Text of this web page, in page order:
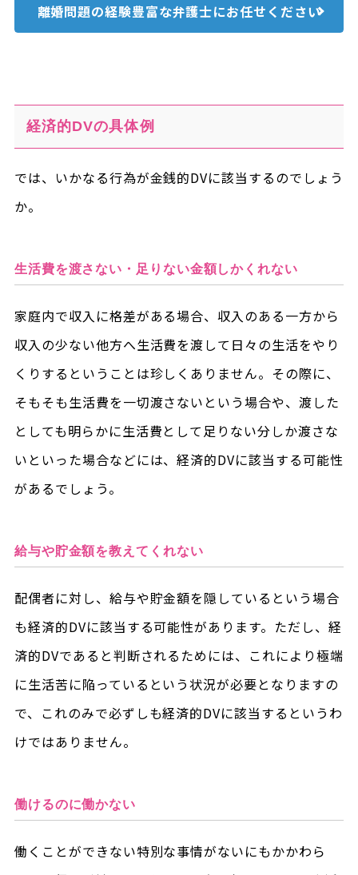
離婚問題の経験豊富な弁護士にお任せください
経済的DVの具体例
では、いかなる行為が金銭的DVに該当するのでしょう
か。
生活費を渡さない・足りない金額しかくれない
家庭内で収入に格差がある場合、収入のある一方から
収入の少ない他方へ生活費を渡して日々の生活をやり
くりするということは珍しくありません。その際に、
そもそも生活費を一切渡さないという場合や、渡した
としても明らかに生活費として足りない分しか渡さな
いといった場合などには、経済的DVに該当する可能性
があるでしょう。
給与や貯金額を教えてくれない
配偶者に対し、給与や貯金額を隠しているという場合
も経済的DVに該当する可能性があります。ただし、経
済的DVであると判断されるためには、これにより極端
に生活苦に陥っているという状況が必要となりますの
で、これのみで必ずしも経済的DVに該当するというわ
けではありません。
働けるのに働かない
働くことができない特別な事情がないにもかかわら